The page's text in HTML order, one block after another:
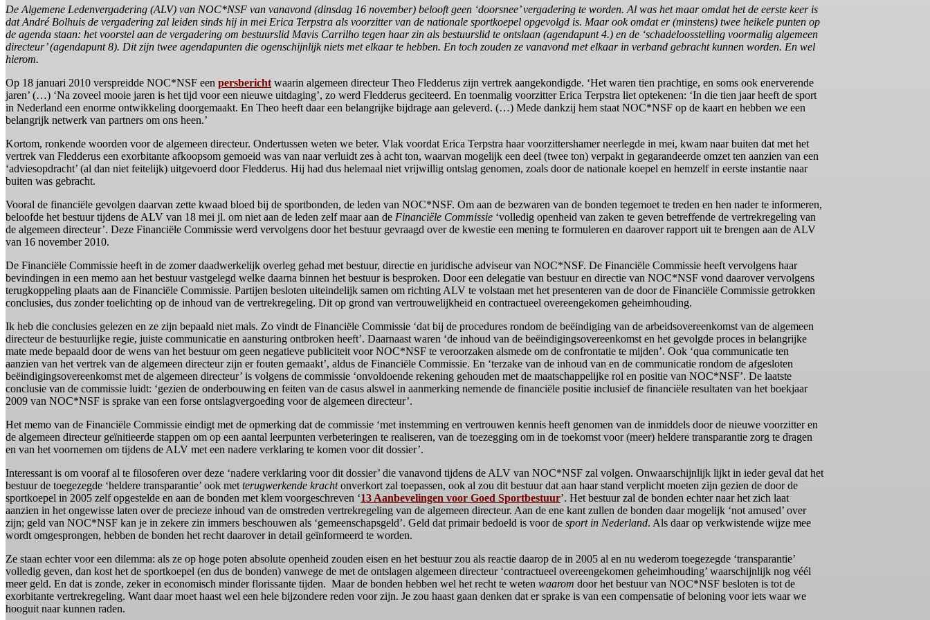
De Algemene Ledenvergadering (ALV) van NOC*NSF van vanavond (dinsdag 16 november) belooft geen ‘doorsnee’ vergadering te worden. Al was het maar omdat het de eerste keer is
dat André Bolhuis de vergadering zal leiden sinds hij in mei Erica Terpstra als voorzitter van de nationale sportkoepel opgevolgd is. Maar ook omdat er (minstens) twee heikele punten op
de agenda staan: het voorstel aan de vergadering om bestuurslid Mavis Carrilho tegen haar zin als bestuurslid te ontslaan (agendapunt 4.) en de ‘schadeloosstelling voormalig algemeen
directeur’ (agendapunt 8). Dit zijn twee agendapunten die ogenschijnlijk niets met elkaar te hebben. En toch zouden ze vanavond met elkaar in verband gebracht kunnen worden. En wel
hierom.
Op 18 januari 2010 verspreidde NOC*NSF een persbericht waarin algemeen directeur Theo Fledderus zijn vertrek aangekondigde. ‘Het waren tien prachtige, en soms ook enerverende
jaren’ (…) ‘Na zoveel mooie jaren is het tijd voor een nieuwe uitdaging’, zo werd Fledderus geciteerd. En toenmalig voorzitter Erica Terpstra liet optekenen: ‘In die tien jaar heeft de sport
in Nederland een enorme ontwikkeling doorgemaakt. En Theo heeft daar een belangrijke bijdrage aan geleverd. (…) Mede dankzij hem staat NOC*NSF op de kaart en hebben we een
belangrijk netwerk van partners om ons heen.’
Kortom, ronkende woorden voor de algemeen directeur. Ondertussen weten we beter. Vlak voordat Erica Terpstra haar voorzittershamer neerlegde in mei, kwam naar buiten dat met het
vertrek van Fledderus een exorbitante afkoopsom gemoeid was van naar verluidt zes à acht ton, waarvan mogelijk een deel (twee ton) verpakt in gegarandeerde omzet ten aanzien van een
‘adviesopdracht’ (al dan niet feitelijk) uitgevoerd door Fledderus. Hij had dus helemaal niet vrijwillig ontslag genomen, zoals door de nationale koepel en hemzelf in eerste instantie naar
buiten was gebracht.
Vooral de financiële gevolgen daarvan zette kwaad bloed bij de sportbonden, de leden van NOC*NSF. Om aan de bezwaren van de bonden tegemoet te treden en hen nader te informeren,
beloofde het bestuur tijdens de ALV van 18 mei jl. om niet aan de leden zelf maar aan de Financiële Commissie ‘volledig openheid van zaken te geven betreffende de vertrekregeling van
de algemeen directeur’. Deze Financiële Commissie werd vervolgens door het bestuur gevraagd over de kwestie een mening te formuleren en daarover rapport uit te brengen aan de ALV
van 16 november 2010.
De Financiële Commissie heeft in de zomer daadwerkelijk overleg gehad met bestuur, directie en juridische adviseur van NOC*NSF. De Financiële Commissie heeft vervolgens haar
bevindingen in een memo aan het bestuur vastgelegd welke daarna binnen het bestuur is besproken. Door een delegatie van bestuur en directie van NOC*NSF vond daarover vervolgens
terugkoppeling plaats aan de Financiële Commissie. Partijen besloten uiteindelijk samen om richting ALV te volstaan met het presenteren van de door de Financiële Commissie getrokken
conclusies, dus zonder toelichting op de inhoud van de vertrekregeling. Dit op grond van vertrouwelijkheid en contractueel overeengekomen geheimhouding.
Ik heb die conclusies gelezen en ze zijn bepaald niet mals. Zo vindt de Financiële Commissie ‘dat bij de procedures rondom de beëindiging van de arbeidsovereenkomst van de algemeen
directeur de bestuurlijke regie, juiste communicatie en aansturing ontbroken heeft’. Daarnaast waren ‘de inhoud van de beëindigingsovereenkomst en het gevolgde proces in belangrijke
mate mede bepaald door de wens van het bestuur om geen negatieve publiciteit voor NOC*NSF te veroorzaken alsmede om de confrontatie te mijden’. Ook ‘qua communicatie ten
aanzien van het vertrek van de algemeen directeur zijn er fouten gemaakt’, aldus de Financiële Commissie. En ‘terzake van de inhoud van en de communicatie rondom de afgesloten
beëindigingsovereenkomst met de algemeen directeur’ is volgens de commissie ‘onvoldoende rekening gehouden met de maatschappelijke rol en positie van NOC*NSF’. De laatste
conclusie van de commissie luidt: ‘gezien de onderbouwing en feiten van de casus alswel in aanmerking nemende de financiële positie inclusief de financiële resultaten van het boekjaar
2009 van NOC*NSF is sprake van een forse ontslagvergoeding voor de algemeen directeur’.
Het memo van de Financiële Commissie eindigt met de opmerking dat de commissie ‘met instemming en vertrouwen kennis heeft genomen van de inmiddels door de nieuwe voorzitter en
de algemeen directeur geïnitieerde stappen om op een aantal leerpunten verbeteringen te realiseren, van de toezegging om in de toekomst voor (meer) heldere transparantie zorg te dragen
en van het voornemen om tijdens de ALV met een nadere verklaring te komen voor dit dossier’.
Interessant is om vooraf al te filosoferen over deze ‘nadere verklaring voor dit dossier’ die vanavond tijdens de ALV van NOC*NSF zal volgen. Onwaarschijnlijk lijkt in ieder geval dat het
bestuur de toegezegde ‘heldere transparantie’ ook met terugwerkende krachtonverkort zal toepassen, ook al zou dit bestuur dat aan haar stand verplicht moeten zijn gezien de door de
sportkoepel in 2005 zelf opgestelde en aan de bonden met klem voorgeschreven ‘13 Aanbevelingen voor Goed Sportbestuur’. Het bestuur zal de bonden echter naar het zich laat
aanzien in het ongewisse laten over de precieze inhoud van de omstreden vertrekregeling van de algemeen directeur. Aan de ene kant zullen de bonden daar mogelijk ‘not amused’ over
zijn; geld van NOC*NSF kan je in zekere zin immers beschouwen als ‘gemeenschapsgeld’. Geld dat primair bedoeld is voor de sport in Nederland. Als daar op verkwistende wijze mee
wordt omgesprongen, hebben de bonden het recht daarover in detail geïnformeerd te worden.
Ze staan echter voor een dilemma: als ze op hoge poten absolute openheid zouden eisen en het bestuur zou als reactie daarop de in 2005 al en nu wederom toegezegde ‘transparantie’
volledig geven, dan kost het de sportkoepel (en dus de bonden) vanwege de met de ontslagen algemeen directeur ‘contractueel overeengekomen geheimhouding’ waarschijnlijk nog véél
meer geld. En dat is zonde, zeker in economisch minder florissante tijden. Maar de bonden hebben wel het recht te weten waarom door het bestuur van NOC*NSF besloten is tot de
exorbitante vertrekregeling. Want daar moet haast wel een hele bijzondere reden voor zijn. Je zou haast gaan denken dat er sprake is van een compensatie of beloning voor iets waar we
hooguit naar kunnen raden.